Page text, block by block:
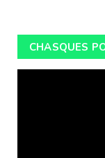
CHASQUES